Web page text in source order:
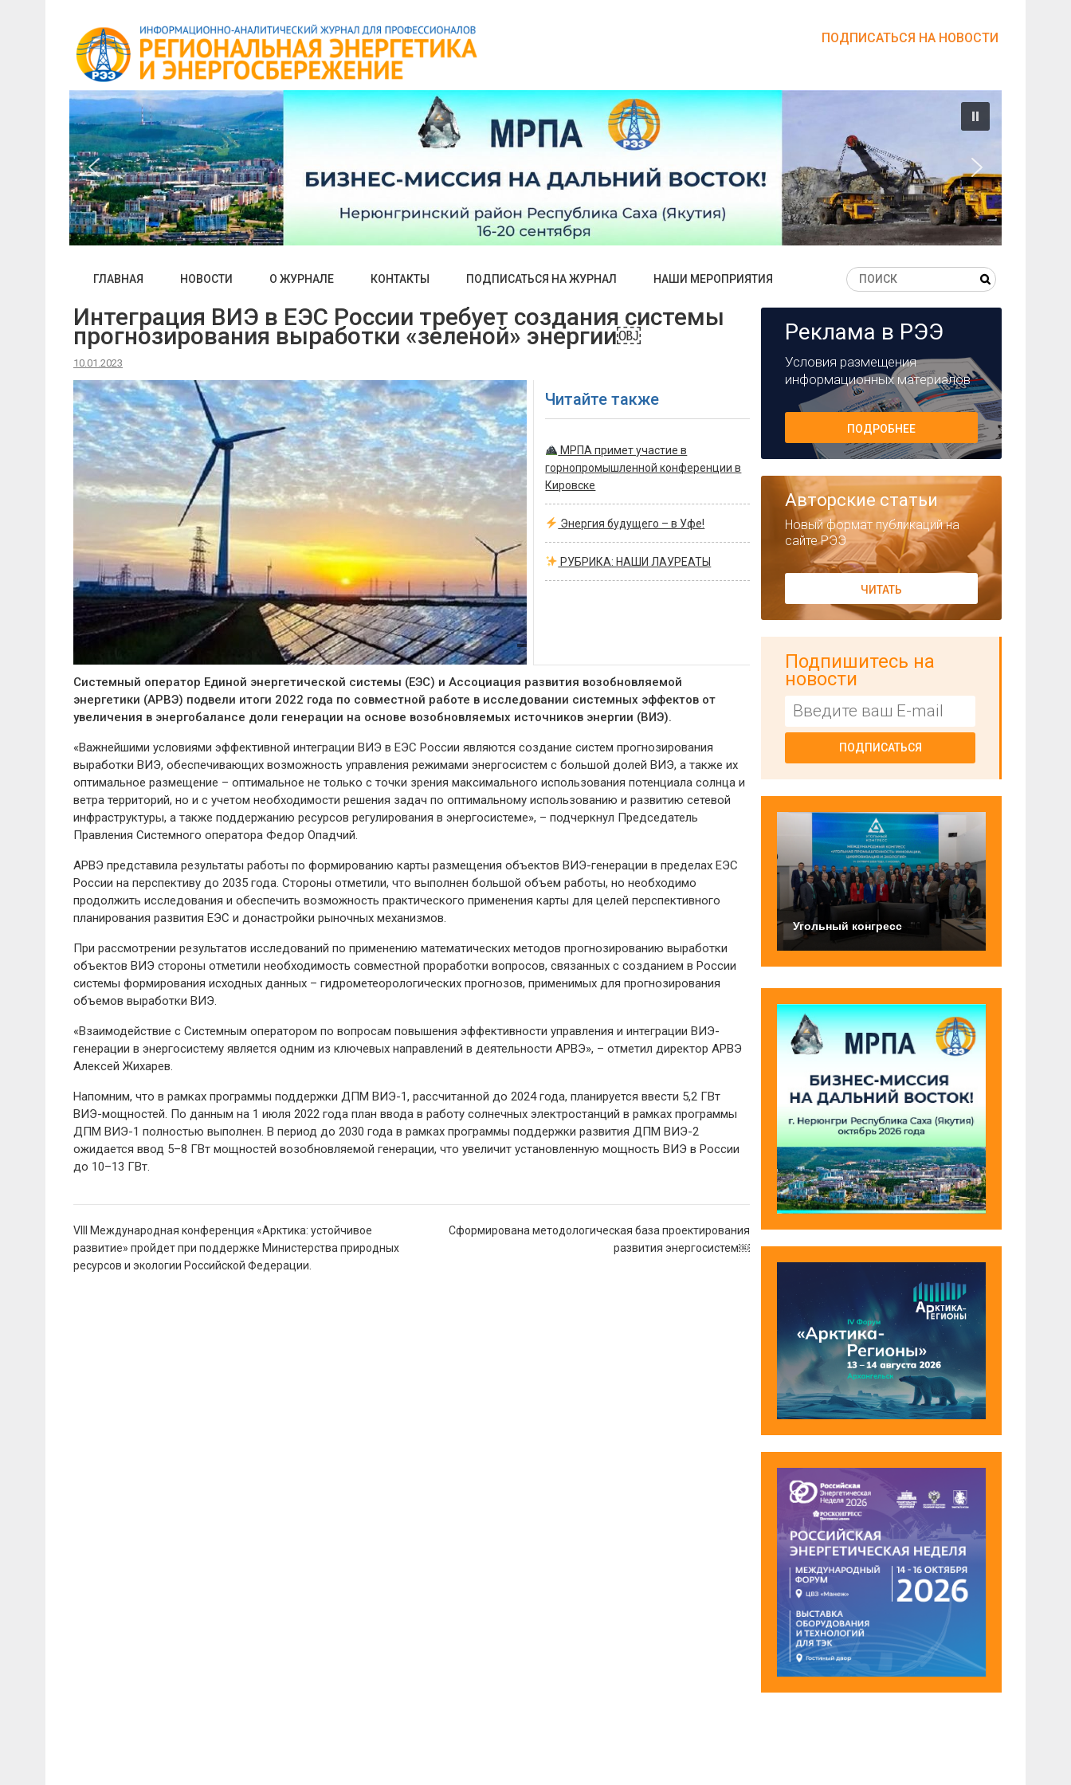
ПОДПИСАТЬСЯ НА НОВОСТИ
ГЛАВНАЯ НОВОСТИ О ЖУРНАЛЕ КОНТАКТЫ ПОДПИСАТЬСЯ НА ЖУРНАЛ НАШИ МЕРОПРИЯТИЯ
Интеграция ВИЭ в ЕЭС России требует создания системы
прогнозирования выработки «зеленой» энергии￼
10.01.2023
Читайте также
МРПА примет участие в
горнопромышленной конференции в
Кировске
Энергия будущего – в Уфе!
РУБРИКА: НАШИ ЛАУРЕАТЫ
Системный оператор Единой энергетической системы (ЕЭС) и Ассоциация развития возобновляемой
энергетики (АРВЭ) подвели итоги 2022 года по совместной работе в исследовании системных эффектов от
увеличения в энергобалансе доли генерации на основе возобновляемых источников энергии (ВИЭ).
«Важнейшими условиями эффективной интеграции ВИЭ в ЕЭС России являются создание систем прогнозирования
выработки ВИЭ, обеспечивающих возможность управления режимами энергосистем с большой долей ВИЭ, а также их
оптимальное размещение – оптимальное не только с точки зрения максимального использования потенциала солнца и
ветра территорий, но и с учетом необходимости решения задач по оптимальному использованию и развитию сетевой
инфраструктуры, а также поддержанию ресурсов регулирования в энергосистеме», – подчеркнул Председатель
Правления Системного оператора Федор Опадчий.
АРВЭ представила результаты работы по формированию карты размещения объектов ВИЭ-генерации в пределах ЕЭС
России на перспективу до 2035 года. Стороны отметили, что выполнен большой объем работы, но необходимо
продолжить исследования и обеспечить возможность практического применения карты для целей перспективного
планирования развития ЕЭС и донастройки рыночных механизмов.
При рассмотрении результатов исследований по применению математических методов прогнозированию выработки
объектов ВИЭ стороны отметили необходимость совместной проработки вопросов, связанных с созданием в России
системы формирования исходных данных – гидрометеорологических прогнозов, применимых для прогнозирования
объемов выработки ВИЭ.
«Взаимодействие с Системным оператором по вопросам повышения эффективности управления и интеграции ВИЭ-
генерации в энергосистему является одним из ключевых направлений в деятельности АРВЭ», – отметил директор АРВЭ
Алексей Жихарев.
Напомним, что в рамках программы поддержки ДПМ ВИЭ-1, рассчитанной до 2024 года, планируется ввести 5,2 ГВт
ВИЭ-мощностей. По данным на 1 июля 2022 года план ввода в работу солнечных электростанций в рамках программы
ДПМ ВИЭ-1 полностью выполнен. В период до 2030 года в рамках программы поддержки развития ДПМ ВИЭ-2
ожидается ввод 5–8 ГВт мощностей возобновляемой генерации, что увеличит установленную мощность ВИЭ в России
до 10–13 ГВт.
Навигация
по
записям
VIII Международная конференция «Арктика: устойчивое
развитие» пройдет при поддержке Министерства природных
ресурсов и экологии Российской Федерации.
Сформирована методологическая база проектирования
развития энергосистем￼
Реклама в РЭЭ
Условия размещения
информационных материалов
ПОДРОБНЕЕ
Авторские статьи
Новый формат публикаций на
сайте РЭЭ
ЧИТАТЬ
Подпишитесь на
новости
ПОДПИСАТЬСЯ
Угольный конгресс